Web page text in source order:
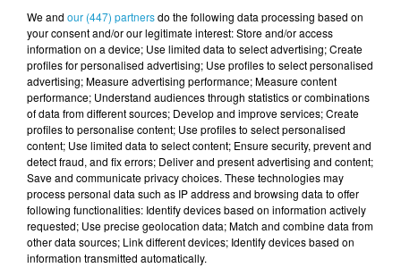
caractéristiques, mais aussi pourquoi elles sont
menacées.
Anouck Bonjean, animatrice nature
Publié : 2 février 2024 à 9h36
TITRES DIFFUSÉS
We and our (447) partnersdo the following data processing based on
your consent and/or our legitimate interest: Store and/or access
information on a device; Use limited data to select advertising; Create
profiles for personalised advertising; Use profiles to select personalised
advertising; Measure advertising performance; Measure content
performance; Understand audiences through statistics or combinations
of data from different sources; Develop and improve services; Create
profiles to personalise content; Use profiles to select personalised
content; Use limited data to select content; Ensure security, prevent and
detect fraud, and fix errors; Deliver and present advertising and content;
Save and communicate privacy choices. These technologies may
process personal data such as IP address and browsing data to offer
following functionalities: Identify devices based on information actively
requested; Use precise geolocation data; Match and combine data from
other data sources; Link different devices; Identify devices based on
information transmitted automatically.